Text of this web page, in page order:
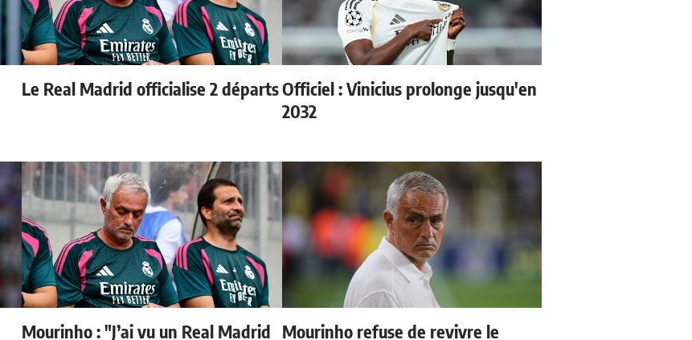
Le Real Madrid officialise 2 départsOfficiel : Vinicius prolonge jusqu'en
2032
Mourinho : "J’ai vu un Real Madrid Mourinho refuse de revivre le